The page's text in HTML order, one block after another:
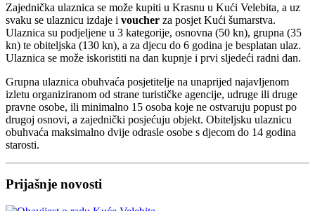
Zajednička ulaznica se može kupiti u Krasnu u Kući Velebita, a uz
svaku se ulaznicu izdaje i voucher za posjet Kući šumarstva.
Ulaznica su podjeljene u 3 kategorije, osnovna (50 kn), grupna (35
kn) te obiteljska (130 kn), a za djecu do 6 godina je besplatan ulaz.
Ulaznica se može iskoristiti na dan kupnje i prvi sljedeći radni dan.
Grupna ulaznica obuhvaća posjetitelje na unaprijed najavljenom
izletu organiziranom od strane turističke agencije, udruge ili druge
pravne osobe, ili minimalno 15 osoba koje ne ostvaruju popust po
drugoj osnovi, a zajednički posjećuju objekt. Obiteljsku ulaznicu
obuhvaća maksimalno dvije odrasle osobe s djecom do 14 godina
starosti.
Prijašnje novosti